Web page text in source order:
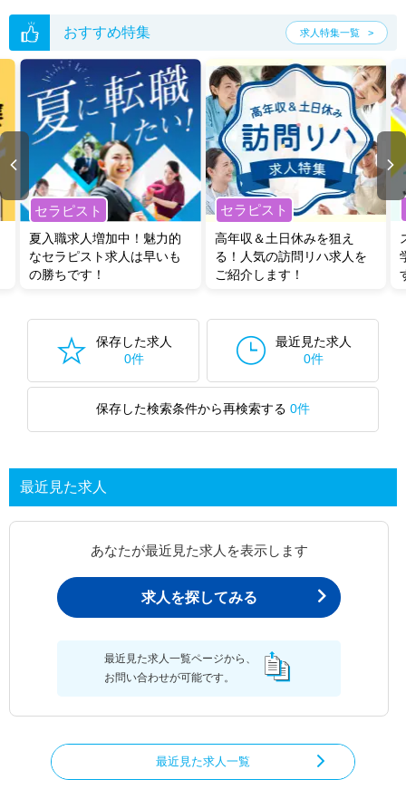
おすすめ特集 求人特集一覧
セラピスト
夏入職求人増加中！魅力的
なセラピスト求人は早いも
の勝ちです！
セラピスト
高年収＆土日休みを狙え
る！人気の訪問リハ求人を
ご紹介します！
保存した求人
0件
最近見た求人
0件
保存した検索条件から再検索する 0件
最近見た求人
あなたが最近見た求人を表示します
求人を探してみる
最近見た求人一覧ページから、
お問い合わせが可能です。
最近見た求人一覧